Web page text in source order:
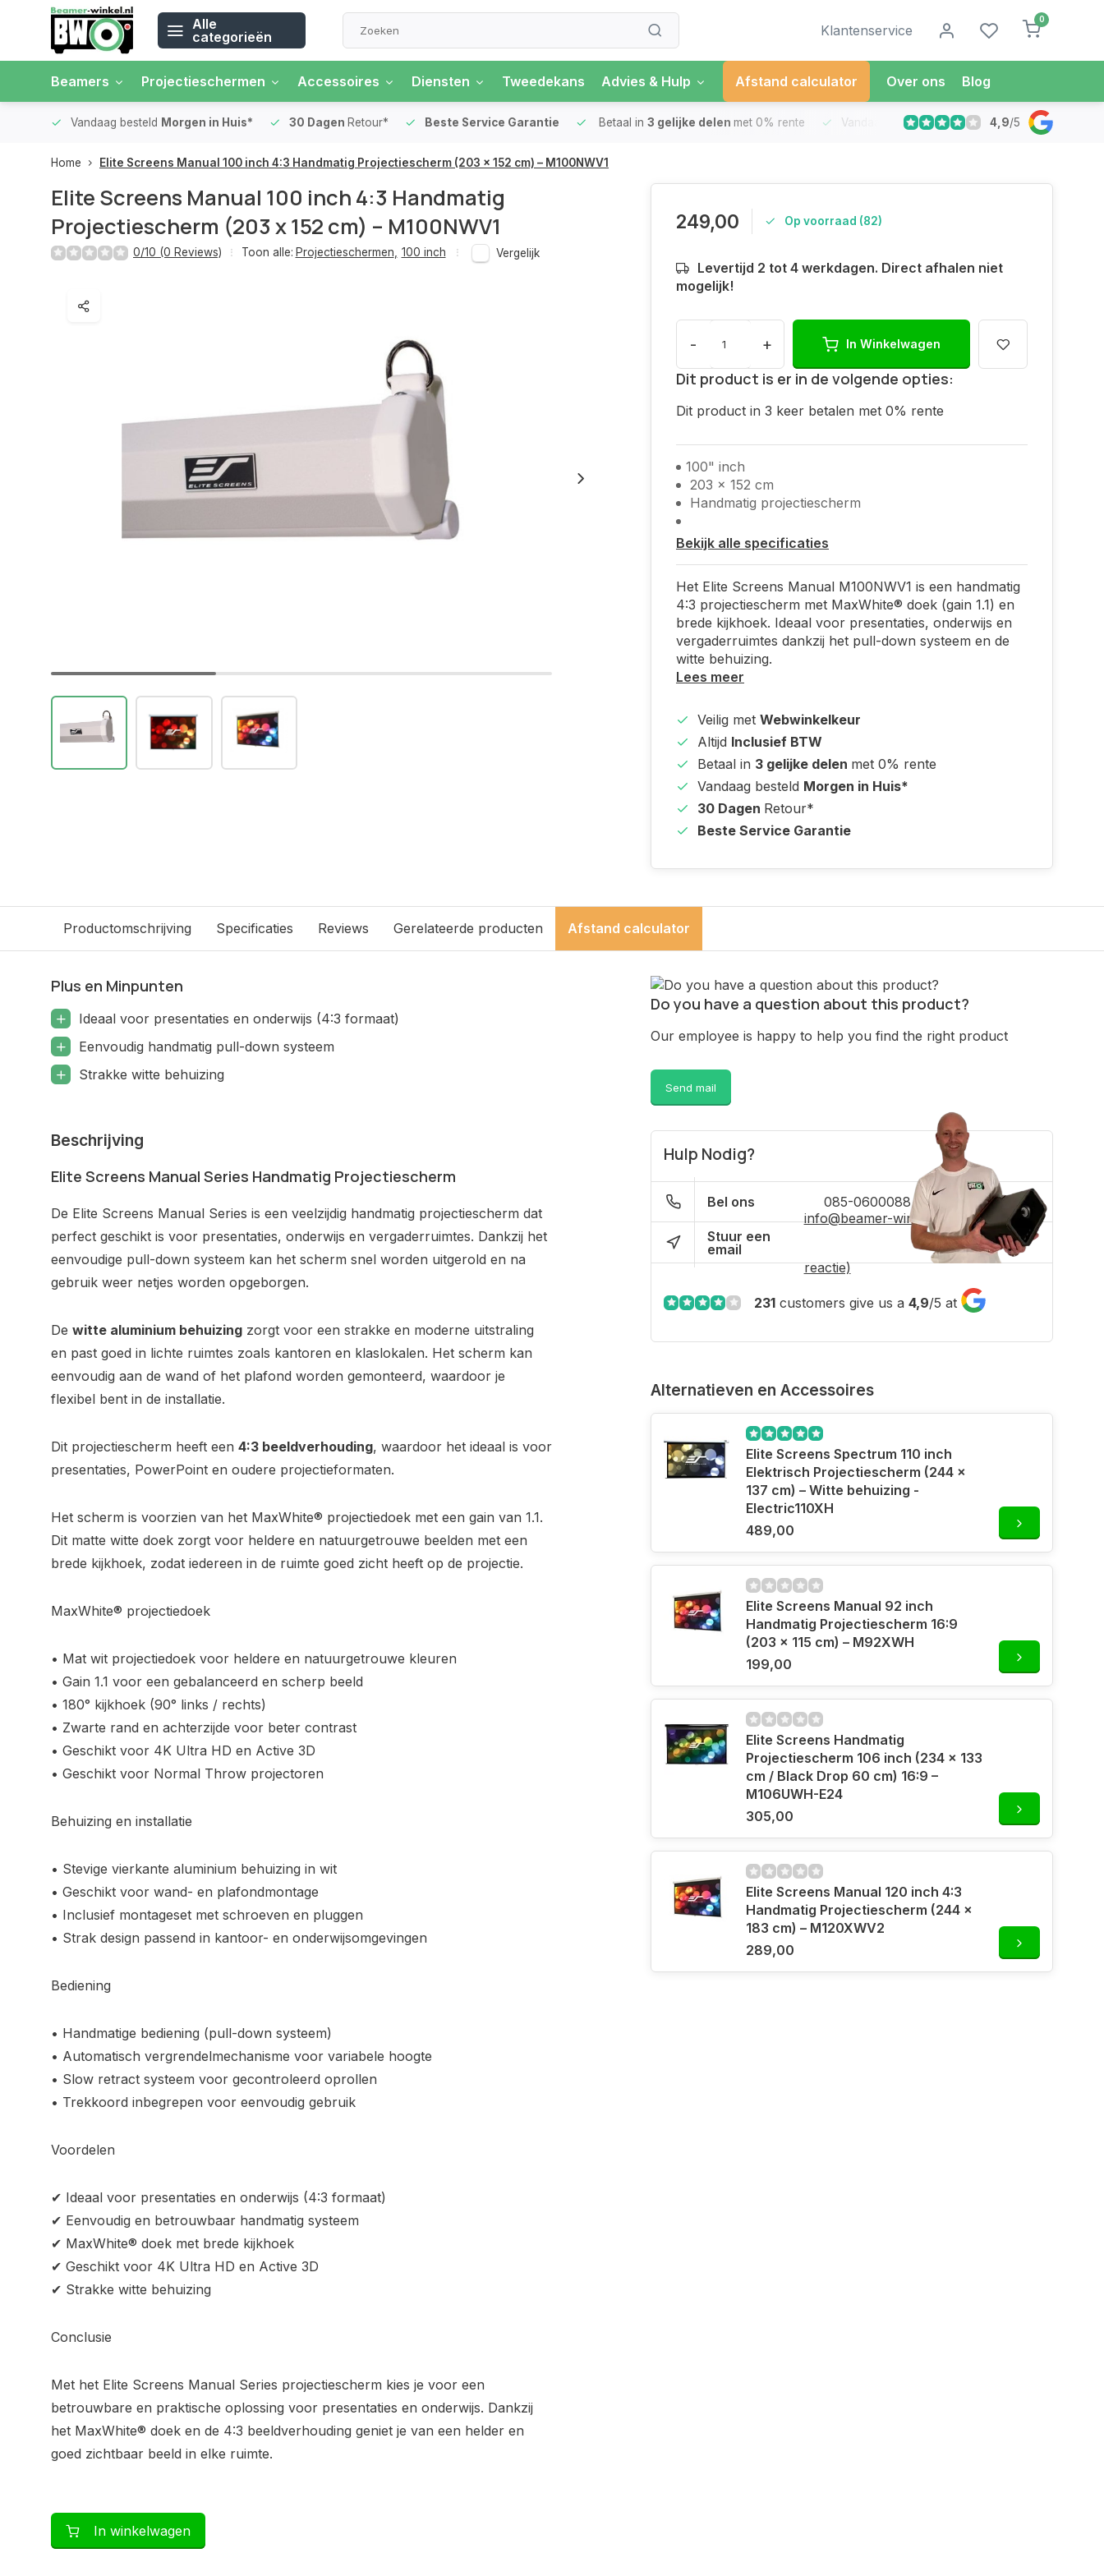
Alle
categorieën
Klantenservice
0
Beamers Projectieschermen Accessoires Diensten Tweedekans Advies & Hulp Afstand calculator Over ons Blog
Vandaag besteld Morgen in Huis* 30 Dagen Retour* Beste Service Garantie Betaal in 3 gelijke delen met 0% rente Vandaag besteldMorgen in Huis*
4,9/5
Home Elite Screens Manual 100 inch 4:3 Handmatig Projectiescherm (203 x 152 cm) – M100NWV1
Elite Screens Manual 100 inch 4:3 Handmatig
Projectiescherm (203 x 152 cm) – M100NWV1
0/10 (0 Reviews) Toon alle: Projectieschermen 100 inch Vergelijk
249,00 Op voorraad (82)
Levertijd 2 tot 4 werkdagen. Direct afhalen niet
mogelijk!
- + In Winkelwagen
Dit product is er in de volgende opties:
Dit product in 3 keer betalen met 0% rente
100" inch
203 x 152 cm
Handmatig projectiescherm
Bekijk alle specificaties
Het Elite Screens Manual M100NWV1 is een handmatig
4:3 projectiescherm met MaxWhite® doek (gain 1.1) en
brede kijkhoek. Ideaal voor presentaties, onderwijs en
vergaderruimtes dankzij het pull-down systeem en de
witte behuizing.
Lees meer
Veilig met Webwinkelkeur
Altijd Inclusief BTW
Betaal in 3 gelijke delen met 0% rente
Vandaag besteld Morgen in Huis*
30 Dagen Retour*
Beste Service Garantie
Productomschrijving Specificaties Reviews Gerelateerde producten Afstand calculator
Plus en Minpunten
Ideaal voor presentaties en onderwijs (4:3 formaat)
Eenvoudig handmatig pull-down systeem
Strakke witte behuizing
Beschrijving
Elite Screens Manual Series Handmatig Projectiescherm
De Elite Screens Manual Series is een veelzijdig handmatig projectiescherm dat
perfect geschikt is voor presentaties, onderwijs en vergaderruimtes. Dankzij het
eenvoudige pull-down systeem kan het scherm snel worden uitgerold en na
gebruik weer netjes worden opgeborgen.
De witte aluminium behuizing zorgt voor een strakke en moderne uitstraling
en past goed in lichte ruimtes zoals kantoren en klaslokalen. Het scherm kan
eenvoudig aan de wand of het plafond worden gemonteerd, waardoor je
flexibel bent in de installatie.
Dit projectiescherm heeft een 4:3 beeldverhouding, waardoor het ideaal is voor
presentaties, PowerPoint en oudere projectieformaten.
Het scherm is voorzien van het MaxWhite® projectiedoek met een gain van 1.1.
Dit matte witte doek zorgt voor heldere en natuurgetrouwe beelden met een
brede kijkhoek, zodat iedereen in de ruimte goed zicht heeft op de projectie.
MaxWhite® projectiedoek
• Mat wit projectiedoek voor heldere en natuurgetrouwe kleuren
• Gain 1.1 voor een gebalanceerd en scherp beeld
• 180° kijkhoek (90° links / rechts)
• Zwarte rand en achterzijde voor beter contrast
• Geschikt voor 4K Ultra HD en Active 3D
• Geschikt voor Normal Throw projectoren
Behuizing en installatie
• Stevige vierkante aluminium behuizing in wit
• Geschikt voor wand- en plafondmontage
• Inclusief montageset met schroeven en pluggen
• Strak design passend in kantoor- en onderwijsomgevingen
Bediening
• Handmatige bediening (pull-down systeem)
• Automatisch vergrendelmechanisme voor variabele hoogte
• Slow retract systeem voor gecontroleerd oprollen
• Trekkoord inbegrepen voor eenvoudig gebruik
Voordelen
✔ Ideaal voor presentaties en onderwijs (4:3 formaat)
✔ Eenvoudig en betrouwbaar handmatig systeem
✔ MaxWhite® doek met brede kijkhoek
✔ Geschikt voor 4K Ultra HD en Active 3D
✔ Strakke witte behuizing
Conclusie
Met het Elite Screens Manual Series projectiescherm kies je voor een
betrouwbare en praktische oplossing voor presentaties en onderwijs. Dankzij
het MaxWhite® doek en de 4:3 beeldverhouding geniet je van een helder en
goed zichtbaar beeld in elke ruimte.
In winkelwagen
Do you have a question about this product?
Our employee is happy to help you find the right product
Send mail
Hulp Nodig?
Bel ons 085-0600088
Stuur een
email
info@beamer-winkel.nl (binnen 4 uur
reactie)
231 customers give us a 4,9/5 at
Alternatieven en Accessoires
Elite Screens Spectrum 110 inch
Elektrisch Projectiescherm (244 x
137 cm) – Witte behuizing -
Electric110XH
489,00
Elite Screens Manual 92 inch
Handmatig Projectiescherm 16:9
(203 x 115 cm) – M92XWH
199,00
Elite Screens Handmatig
Projectiescherm 106 inch (234 x 133
cm / Black Drop 60 cm) 16:9 –
M106UWH-E24
305,00
Elite Screens Manual 120 inch 4:3
Handmatig Projectiescherm (244 x
183 cm) – M120XWV2
289,00